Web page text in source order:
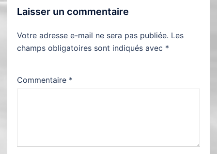
Laisser un commentaire
Votre adresse e-mail ne sera pas publiée. Les
champs obligatoires sont indiqués avec *
Commentaire *